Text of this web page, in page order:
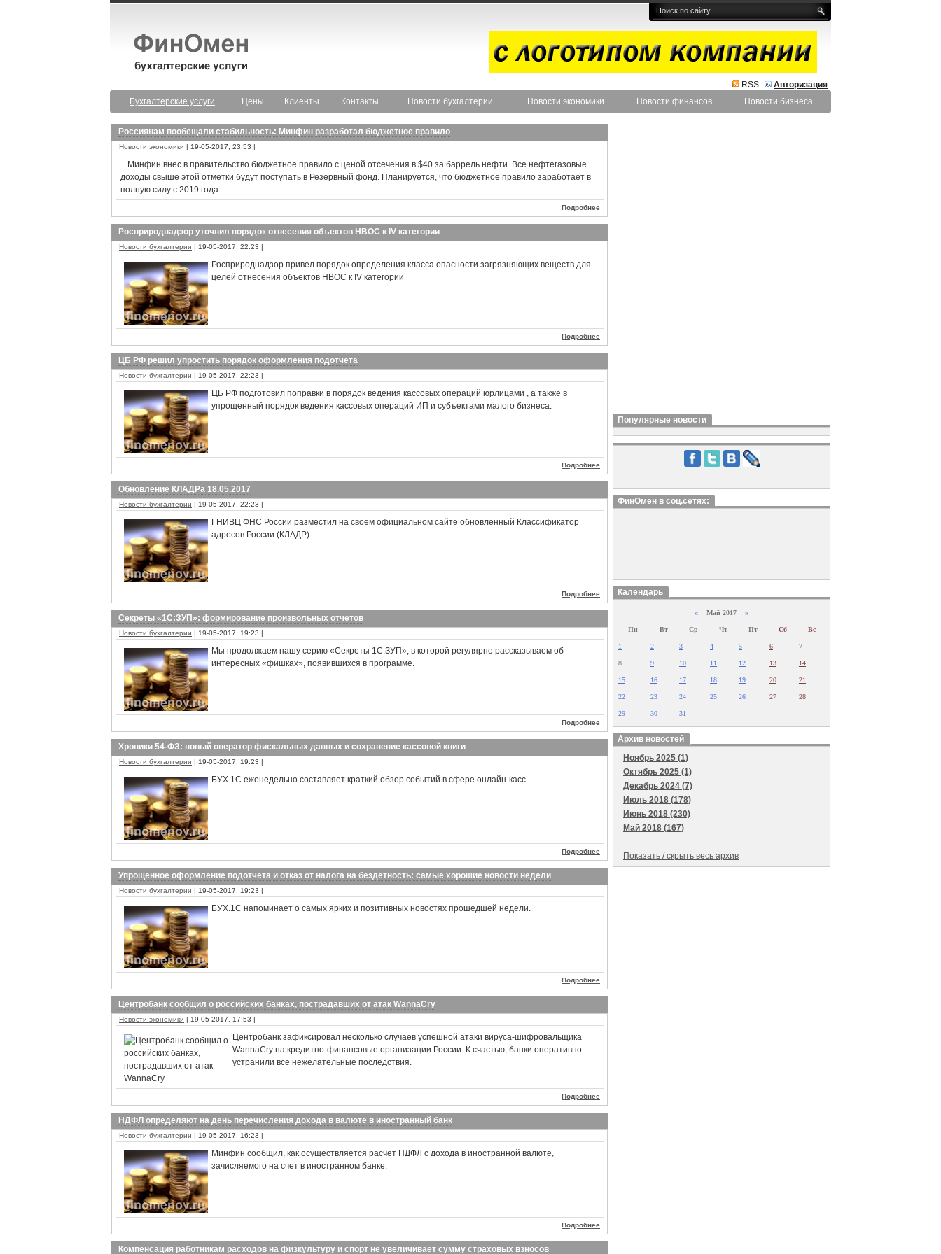
RSS
Авторизация
Бухгалтерские услуги
Цены Клиенты Контакты Новости бухгалтерии Новости экономики Новости финансов Новости бизнеса
Россиянам пообещали стабильность: Минфин разработал бюджетное правило
Новости экономики | 19-05-2017, 23:53 |
Минфин внес в правительство бюджетное правило с ценой отсечения в $40 за баррель нефти. Все нефтегазовые
доходы свыше этой отметки будут поступать в Резервный фонд. Планируется, что бюджетное правило заработает в
полную силу с 2019 года
Подробнее
Росприроднадзор уточнил порядок отнесения объектов НВОС к IV категории
Новости бухгалтерии | 19-05-2017, 22:23 |
Росприроднадзор привел порядок определения класса опасности загрязняющих веществ для
целей отнесения объектов НВОС к IV категории
Подробнее
ЦБ РФ решил упростить порядок оформления подотчета
Новости бухгалтерии | 19-05-2017, 22:23 |
ЦБ РФ подготовил поправки в порядок ведения кассовых операций юрлицами , а также в
упрощенный порядок ведения кассовых операций ИП и субъектами малого бизнеса.
Подробнее
Обновление КЛАДРа 18.05.2017
Новости бухгалтерии | 19-05-2017, 22:23 |
ГНИВЦ ФНС России разместил на своем официальном сайте обновленный Классификатор
адресов России (КЛАДР).
Подробнее
Секреты «1С:ЗУП»: формирование произвольных отчетов
Новости бухгалтерии | 19-05-2017, 19:23 |
Мы продолжаем нашу серию «Секреты 1С:ЗУП», в которой регулярно рассказываем об
интересных «фишках», появившихся в программе.
Подробнее
Хроники 54-ФЗ: новый оператор фискальных данных и сохранение кассовой книги
Новости бухгалтерии | 19-05-2017, 19:23 |
БУХ.1С еженедельно составляет краткий обзор событий в сфере онлайн-касс.
Подробнее
Упрощенное оформление подотчета и отказ от налога на бездетность: самые хорошие новости недели
Новости бухгалтерии | 19-05-2017, 19:23 |
БУХ.1С напоминает о самых ярких и позитивных новостях прошедшей недели.
Подробнее
Центробанк сообщил о российских банках, пострадавших от атак WannaCry
Новости экономики | 19-05-2017, 17:53 |
Центробанк зафиксировал несколько случаев успешной атаки вируса-шифровальщика
WannaCry на кредитно-финансовые организации России. К счастью, банки оперативно
устранили все нежелательные последствия.
Подробнее
НДФЛ определяют на день перечисления дохода в валюте в иностранный банк
Новости бухгалтерии | 19-05-2017, 16:23 |
Минфин сообщил, как осуществляется расчет НДФЛ с дохода в иностранной валюте,
зачисляемого на счет в иностранном банке.
Подробнее
Компенсация работникам расходов на физкультуру и спорт не увеличивает сумму страховых взносов
Популярные новости
ФинОмен в соц.сетях:
Календарь
«Май 2017 »
Пн Вт Ср Чт Пт Сб Вс
1 2 3 4 5 6 7
8 9 10 11 12 13 14
15 16 17 18 19 20 21
22 23 24 25 26 27 28
29 30 31
Архив новостей
Ноябрь 2025 (1)
Октябрь 2025 (1)
Декабрь 2024 (7)
Июль 2018 (178)
Июнь 2018 (230)
Май 2018 (167)
Показать / скрыть весь архив